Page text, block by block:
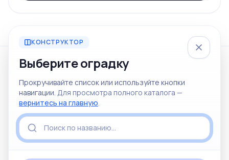
КОНСТРУКТОР
Выберите оградку
Прокручивайте список или используйте кнопки
навигации. Для просмотра полного каталога —
вернитесь на главную
© 2026 Железный мир
Ритуальные товары и услуги в Красноярске
Отдел продаж
+7 (967) 612-51-61
Ритуальные услуги
Политика конфиденциальностиПользовательское соглашение
Не является офертой